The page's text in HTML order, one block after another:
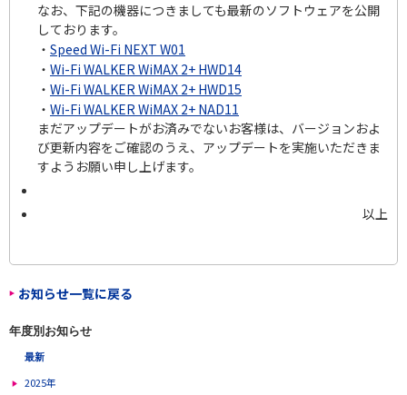
なお、下記の機器につきましても最新のソフトウェアを公開
しております。
・ Speed Wi-Fi NEXT W01
・ Wi-Fi WALKER WiMAX 2+ HWD14
・ Wi-Fi WALKER WiMAX 2+ HWD15
・ Wi-Fi WALKER WiMAX 2+ NAD11
まだアップデートがお済みでないお客様は、バージョンおよ
び更新内容をご確認のうえ、アップデートを実施いただきま
すようお願い申し上げます。
以上
お知らせ一覧に戻る
年度別お知らせ
最新
2025年